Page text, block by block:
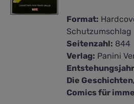
Format:
Schutzumschlag
Seitenzahl: 844
Verlag: Panini
Die
Comics für